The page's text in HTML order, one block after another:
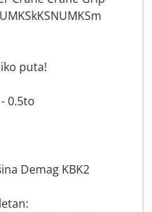
puta!
0.5to
Demag KBK2